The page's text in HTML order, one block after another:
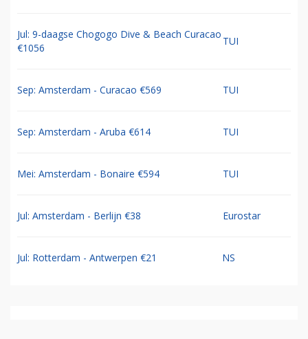
Jul: 9-daagse Chogogo Dive & Beach Curacao
€1056
TUI
Sep: Amsterdam - Curacao €569 TUI
Sep: Amsterdam - Aruba €614 TUI
Mei: Amsterdam - Bonaire €594 TUI
Jul: Amsterdam - Berlijn €38 Eurostar
Jul: Rotterdam - Antwerpen €21 NS